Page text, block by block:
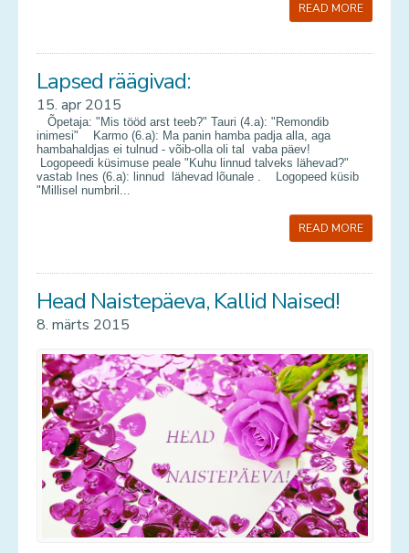
READ MORE
Lapsed räägivad:
15. apr 2015
Õpetaja: "Mis tööd arst teeb?" Tauri (4.a): "Remondib
inimesi" Karmo (6.a): Ma panin hamba padja alla, aga
hambahaldjas ei tulnud - võib-olla oli tal vaba päev!
Logopeedi küsimuse peale "Kuhu linnud talveks lähevad?"
vastab Ines (6.a): linnud lähevad lõunale . Logopeed küsib
"Millisel numbril...
READ MORE
Head Naistepäeva, Kallid Naised!
8. märts 2015